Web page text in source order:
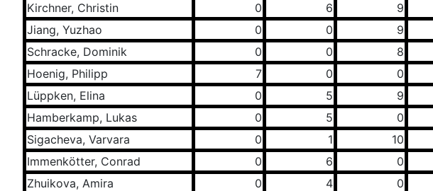
Kirchner, Christin
0 6 9
Jiang, Yuzhao
0 0 9
Schracke, Dominik
0 0 8
Hoenig, Philipp
7 0 0
Lüppken, Elina
0 5 9
Hamberkamp, Lukas
0 5 0
Sigacheva, Varvara
0 1 10
Immenkötter, Conrad
0 6 0
Zhuikova, Amira
0 4 0